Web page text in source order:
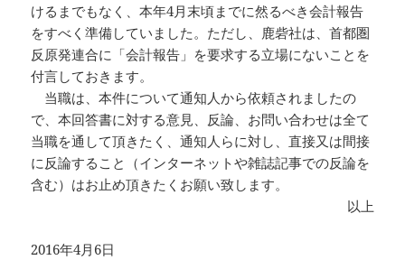
けるまでもなく、本年4月末頃までに然るべき会計報告
をすべく準備していました。ただし、鹿砦社は、首都圏
反原発連合に「会計報告」を要求する立場にないことを
付言しておきます。
当職は、本件について通知人から依頼されましたの
で、本回答書に対する意見、反論、お問い合わせは全て
当職を通して頂きたく、通知人らに対し、直接又は間接
に反論すること（インターネットや雑誌記事での反論を
含む）はお止め頂きたくお願い致します。
以上
2016年4月6日